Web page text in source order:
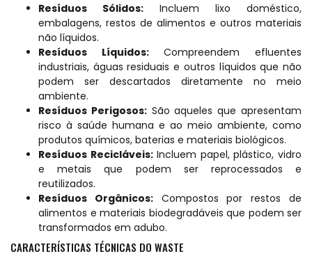
Resíduos Sólidos: Incluem lixo doméstico,
embalagens, restos de alimentos e outros materiais
não líquidos.
Resíduos Líquidos:Compreendem efluentes
industriais, águas residuais e outros líquidos que não
podem ser descartados diretamente no meio
ambiente.
Resíduos Perigosos:São aqueles que apresentam
risco à saúde humana e ao meio ambiente, como
produtos químicos, baterias e materiais biológicos.
Resíduos Recicláveis:Incluem papel, plástico, vidro
e metais que podem ser reprocessados e
reutilizados.
Resíduos Orgânicos:Compostos por restos de
alimentos e materiais biodegradáveis que podem ser
transformados em adubo.
CARACTERÍSTICAS TÉCNICAS DO WASTE